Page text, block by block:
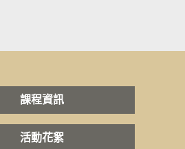
課程資訊
活動花絮